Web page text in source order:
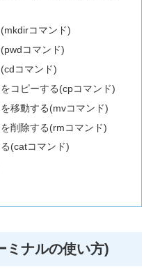
コマンド)
コマンド)
コマンド)
コピーする(cpコマンド)
移動する(mvコマンド)
削除する(rmコマンド)
(catコマンド)
ミナルの使い方)